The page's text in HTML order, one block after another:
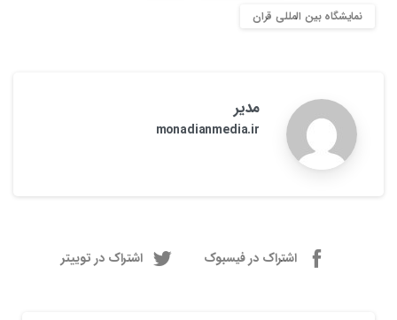
نمایشگاه بین المللی قران
مدیر
monadianmedia.ir
اشتراک در فیسبوک اشتراک در توییتر